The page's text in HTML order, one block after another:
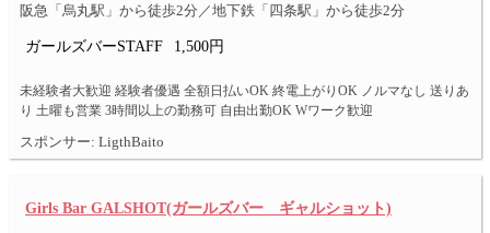
阪急「烏丸駅」から徒歩2分／地下鉄「四条駅」から徒歩2分
ガールズバーSTAFF 1,500円
未経験者大歓迎 経験者優遇 全額日払いOK 終電上がりOK ノルマなし 送りあ
り 土曜も営業 3時間以上の勤務可 自由出勤OK Wワーク歓迎
スポンサー: LigthBaito
Girls Bar GALSHOT(ガールズバー ギャルショット)